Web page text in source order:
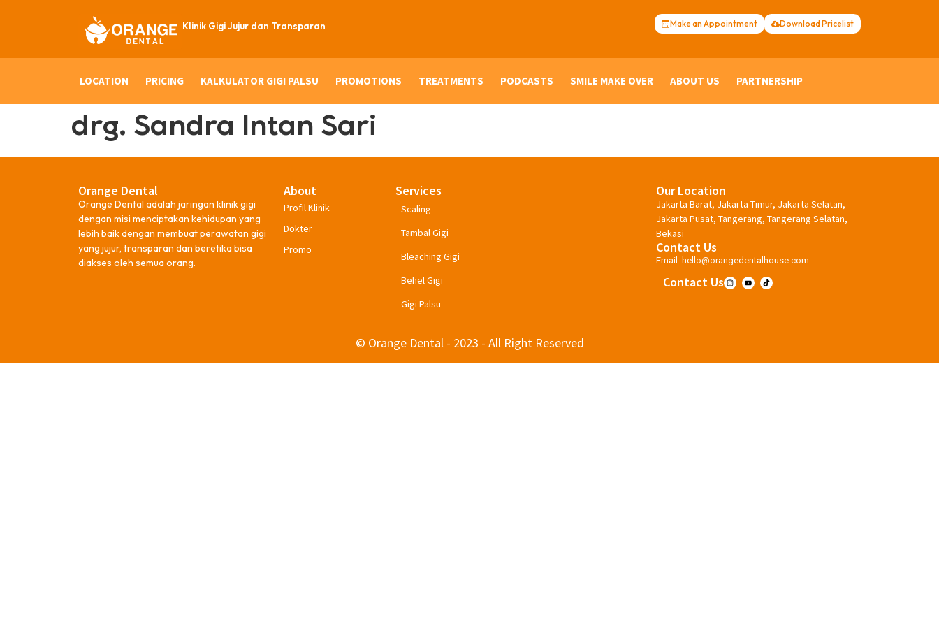
Klinik Gigi Jujur dan Transparan Download Pricelist
Make an Appointment
LOCATION PRICING KALKULATOR GIGI PALSU PROMOTIONS TREATMENTS PODCASTS SMILE MAKE OVER ABOUT US PARTNERSHIP
drg. Sandra Intan Sari
Orange Dental
Orange Dental adalah jaringan klinik gigi
dengan misi menciptakan kehidupan yang
lebih baik dengan membuat perawatan gigi
yang jujur, transparan dan beretika bisa
diakses oleh semua orang.
About
Profil Klinik
Dokter
Promo
Services
Scaling
Tambal Gigi
Bleaching Gigi
Behel Gigi
Gigi Palsu
Our Location
Jakarta Barat, Jakarta Timur, Jakarta Selatan,
Jakarta Pusat, Tangerang, Tangerang Selatan,
Bekasi
Contact Us
Email: hello@orangedentalhouse.com
Contact Us
© Orange Dental - 2023 - All Right Reserved